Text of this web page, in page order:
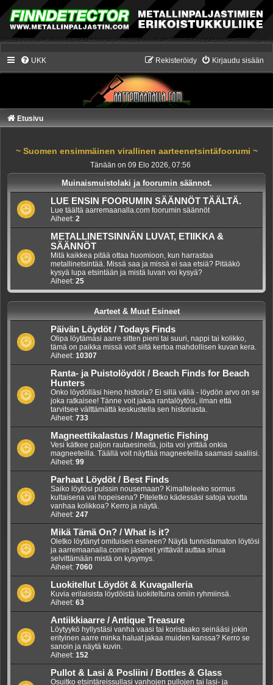
UKK Kirjaudu sisään
Rekisteröidy
Etusivu
~ Suomen ensimmäinen virallinen aarteenetsintäfoorumi ~
Tänään on 09 Elo 2026, 07:56
Muinaismuistolaki ja foorumin säännot.
LUE ENSIN FOORUMIN SÄÄNNÖT TÄÄLTÄ.
Lue täältä aarremaanalla.com foorumin säännöt
Aiheet: 2
METALLINETSINNÄN LUVAT, ETIIKKA &
SÄÄNNÖT
Mitä kaikkea pitää ottaa huomioon, kun harrastaa
metallinetsintää. Missä saa ja missä ei saa etsiä? Pitääkö
kysyä lupa etsintään ja mistä luvan voi kysyä?
Aiheet: 25
Aarteet & Muut Esineet
Päivän Löydöt / Todays Finds
Olipa löytämäsi aarre sitten pieni tai suuri, nappi tai kolikko,
tämä on paikka missä voit siitä kertoa mahdollisen kuvan kera.
Aiheet: 10307
Ranta- ja Puistolöydöt / Beach Finds for Beach
Hunters
Onko löydölläsi hieno historia? Ei sillä väliä - löydön arvo on se
joka ratkaisee! Tänne voit jakaa rantalöytösi, ilman että
tarvitsee välttämättä keskustella sen historiasta.
Aiheet: 733
Magneettikalastus / Magnetic Fishing
Vesi kätkee paljon rautaesineitä, joita voi yrittää onkia
magneeteilla. Täällä voit näyttää magneeteilla saamasi saaliisi.
Aiheet: 99
Parhaat Löydöt / Best Finds
Saiko löytösi pulssin nousemaan? Kimalteleeko sormus
kultaisena vai hopeisena? Piteletko kädessäsi satoja vuotta
vanhaa kolikkoa? Kerro ja näytä.
Aiheet: 247
Mikä Tämä On? / What is it?
Oletko löytänyt omituisen esineen? Näytä tunnistamaton löytösi
ja aarremaanalla.comin jäsenet yrittävät auttaa sinua
selvittämään mistä on kysymys.
Aiheet: 7060
Luokitellut Löydöt & Kuvagalleria
Kuvia erilaisista löydöistä luokiteltuna omiin ryhmiinsä.
Aiheet: 63
Antiikkiaarre / Antique Treasure
Löytyykö hyllystäsi vanha vaasi tai koristaako seinääsi jokin
erityinen aarre minka haluat jakaa muiden kanssa? Kerro se
sanoin ja näytä kuvin.
Aiheet: 152
Pullot & Lasi & Posliini / Bottles & Glass
Osuitko etsintäreissullasi vanhojen pullojen tai lasi- ja